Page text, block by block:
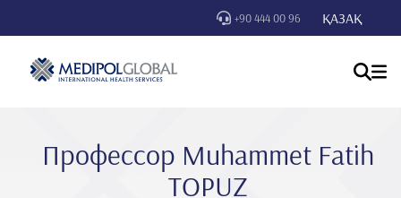
+90 444 00 96 ҚАЗАҚ
Профессор Muhammet Fati̇h
TOPUZ